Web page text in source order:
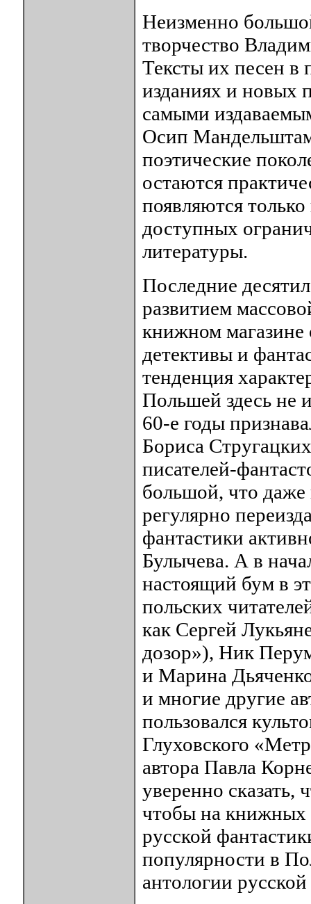
Неизменно
творчество
Тексты их песен
изданиях и новых
самыми
Осип
поэтические
остаются
появляются
доступных
литературы.
Последние
развитием
книжном
детективы и
тенденция
Польшей здесь не
60-е годы
Бориса
писателей-
большой, что даже
регулярно
фантастики
Булычева. А в
настоящий бум в
польских
как Сергей
дозор»), Ник
и Марина
и многие другие
пользовался
Глуховского
автора Павла
уверенно сказать,
чтобы на книжных
русской
популярности в
антологии